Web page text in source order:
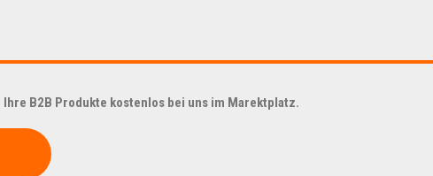
B2B Produkte kostenlos bei uns im Marektplatz.